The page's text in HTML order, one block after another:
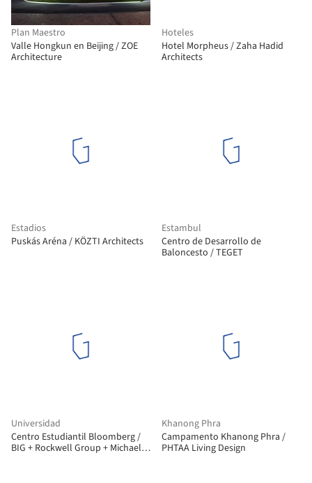
Plan Maestro
Valle Hongkun en Beijing / ZOE
Architecture
Hoteles
Hotel Morpheus / Zaha Hadid
Architects
Estadios
Puskás Aréna / KÖZTI Architects
Estambul
Centro de Desarrollo de
Baloncesto / TEGET
Universidad
Centro Estudiantil Bloomberg /
BIG + Rockwell Group + Michael
Khanong Phra
Campamento Khanong Phra /
PHTAA Living Design